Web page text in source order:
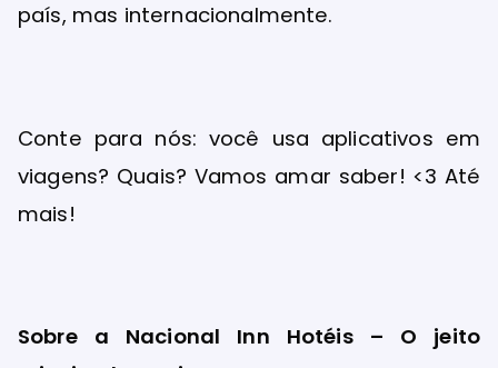
país, mas internacionalmente.
Conte para nós: você usa aplicativos em
viagens? Quais? Vamos amar saber! <3 Até
mais!
Sobre a Nacional Inn Hotéis – O jeito